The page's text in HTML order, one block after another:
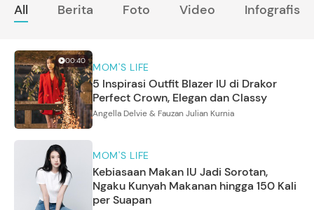
All Berita Foto Video Infografis
00:40 MOM'S LIFE
5 Inspirasi Outfit Blazer IU di Drakor
Perfect Crown, Elegan dan Classy
Angella Delvie & Fauzan Julian Kurnia
MOM'S LIFE
Kebiasaan Makan IU Jadi Sorotan,
Ngaku Kunyah Makanan hingga 150 Kali
per Suapan